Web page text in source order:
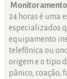
24 horas é uma
especializados
equipamento
telefônica ou
origem e o tipo
pânico, coação,